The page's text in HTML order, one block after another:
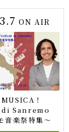
3.7 ON AIR
！
Sanremo
音楽祭特集～